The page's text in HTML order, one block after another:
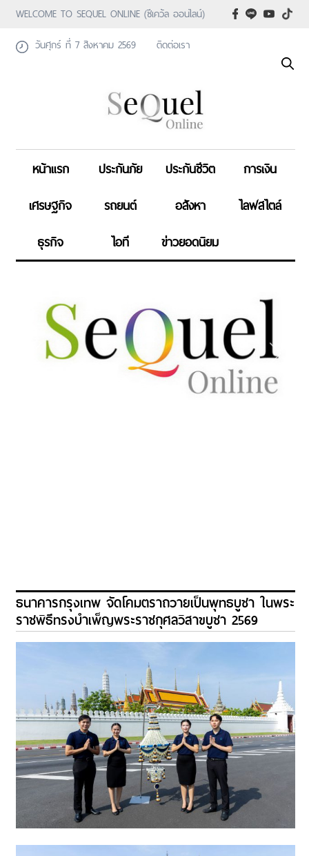
WELCOME TO SEQUEL ONLINE (ซีเคว้ล ออนไลน์)
วันศุกร์ ที่ 7 สิงหาคม 2569
ติดต่อเรา
หน้าแรก ประกันภัย ประกันชีวิต
การเงิน
เศรษฐกิจ
รถยนต์ อสังหา
ไลฟสไตล์
ธุรกิจ
ไอที ข่าวยอดนิยม
ธนาคารกรุงเทพ จัดโคมตราถวายเป็นพุทธบูชา ในพระ
ราชพิธีทรงบำเพ็ญพระราชกุศลวิสาขบูชา 2569